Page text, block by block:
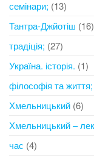
семінари; (13)
Тантра-Джйотіш (16)
традіція; (27)
Україна. історія. (1)
філософія та життя;
Хмельницький (6)
Хмельницький –
час (4)